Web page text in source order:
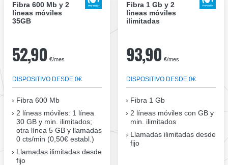
Fibra 600 Mb y 2
líneas móviles
35GB
52,90 €/mes
DISPOSITIVO DESDE 0€
Fibra 600 Mb
2 líneas móviles: 1 línea
30 GB y min. ilimitados;
otra línea 5 GB y llamadas
0 cts/min (0,50€ establ.)
Llamadas ilimitadas desde
fijo
Fibra 1 Gb y 2
líneas móviles
ilimitadas
93,90 €/mes
DISPOSITIVO DESDE 0€
Fibra 1 Gb
2 líneas móviles con GB y
min. ilimitados
Llamadas ilimitadas desde
fijo